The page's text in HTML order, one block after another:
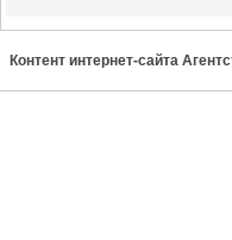
Контент интернет-сайта